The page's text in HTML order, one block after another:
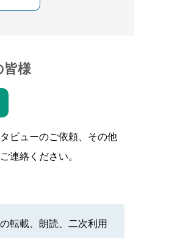
皆様
ビューのご依頼、その他
連絡ください。
転載、朗読、二次利用